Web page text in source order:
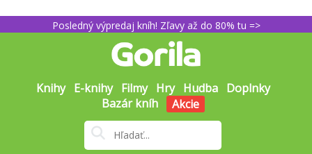
Posledný výpredaj kníh! Zľavy až do 80% tu =>
Knihy E-knihy Filmy Hry Hudba Doplnky
Bazár kníh
Akcie